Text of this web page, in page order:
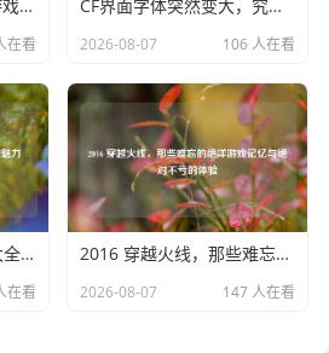
着迷，无论是在激烈的团队对战
人冒险里，黄金琴都始终闪耀着光
CSGO地图工坊饰品，游戏世界里的独特珍宝与创意工坊地图
在看
CF界面字体突然变大，究竟是惊喜还是失误？该如何解决？
2026-08-07 106 人在看
探寻LOL饰品戒指图片大全背后的独特魅力
在看
2016 穿越火线，那些难忘的绝洋游戏记忆与绝对不亏的体验
2026-08-07 147 人在看